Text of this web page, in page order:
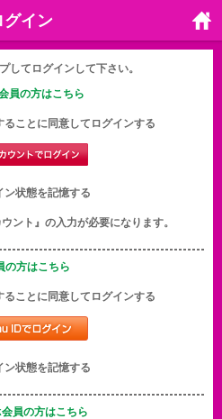
グイン ホーム
してログインして下さい。
員の方はこちら
ことに同意してログインする
ン状態を記憶する
ント』の入力が必要になります。
の方はこちら
ことに同意してログインする
ン状態を記憶する
員の方はこちら